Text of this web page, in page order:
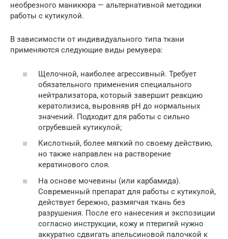
необрезного маникюра — альтернативной методики
работы с кутикулой.
В зависимости от индивидуального типа ткани
применяются следующие виды ремувера:
Щелочной, наиболее агрессивный. Требует
обязательного применения специального
нейтрализатора, который завершит реакцию
кератолизиса, выровняв pH до нормальных
значений. Подходит для работы с сильно
огрубевшей кутикулой;
Кислотный, более мягкий по своему действию,
но также направлен на растворение
кератинового слоя.
На основе мочевины (или карбамида).
Современный препарат для работы с кутикулой,
действует бережно, размягчая ткань без
разрушения. После его нанесения и экспозиции
согласно инструкции, кожу и птеригий нужно
аккуратно сдвигать апельсиновой палочкой к